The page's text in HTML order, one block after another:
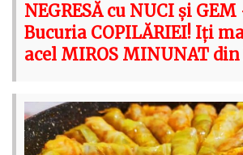
NEGRESĂ cu NUCI și
Bucuria COPILĂRIEI! Iți
acel MIROS MINUNAT din